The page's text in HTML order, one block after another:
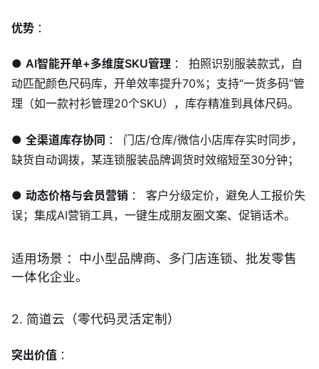
优势 ：
● AI智能开单+多维度SKU管理 ： 拍照识别服装款式，自
动匹配颜色尺码库，开单效率提升70%；支持“一货多码”管
理（如一款衬衫管理20个SKU），库存精准到具体尺码。
● 全渠道库存协同 ： 门店/仓库/微信小店库存实时同步，
缺货自动调拨，某连锁服装品牌调货时效缩短至30分钟；
● 动态价格与会员营销 ： 客户分级定价，避免人工报价失
误；集成AI营销工具，一键生成朋友圈文案、促销话术。
适用场景 ：中小型品牌商、多门店连锁、批发零售
一体化企业。
2. 简道云（零代码灵活定制）
突出价值 ：